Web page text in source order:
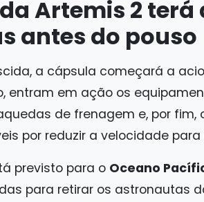
Artemis 2
antes do pouso
a cápsula começará a
entram em ação os
de frenagem e, por fim,
por reduzir a velocidade
previsto para o Oceano
para retirar os astronautas